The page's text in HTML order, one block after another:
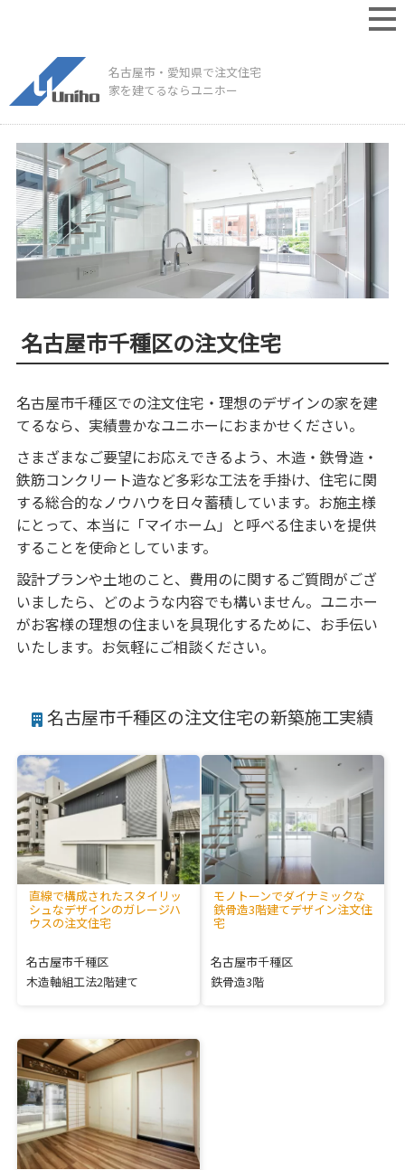
名古屋市・愛知県で注文住宅
家を建てるならユニホー
名古屋市千種区の注文住宅
名古屋市千種区での注文住宅・理想のデザインの家を建
てるなら、実績豊かなユニホーにおまかせください。
さまざまなご要望にお応えできるよう、木造・鉄骨造・
鉄筋コンクリート造など多彩な工法を手掛け、住宅に関
する総合的なノウハウを日々蓄積しています。お施主様
にとって、本当に「マイホーム」と呼べる住まいを提供
することを使命としています。
設計プランや土地のこと、費用のに関するご質問がござ
いましたら、どのような内容でも構いません。ユニホー
がお客様の理想の住まいを具現化するために、お手伝い
いたします。お気軽にご相談ください。
名古屋市千種区の注文住宅の新築施工実績
直線で構成されたスタイリッ
シュなデザインのガレージハ
ウスの注文住宅
名古屋市千種区
木造軸組工法2階建て
モノトーンでダイナミックな
鉄骨造3階建てデザイン注文住
宅
名古屋市千種区
鉄骨造3階